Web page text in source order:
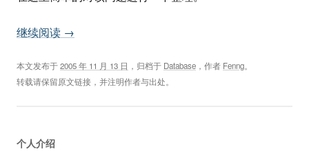
继续阅读 →
本文发布于2005 年 11 月 13 日 ，归档于 Database ，作者 Fenng。
转载请保留原文链接，并注明作者与出处。
个人介绍